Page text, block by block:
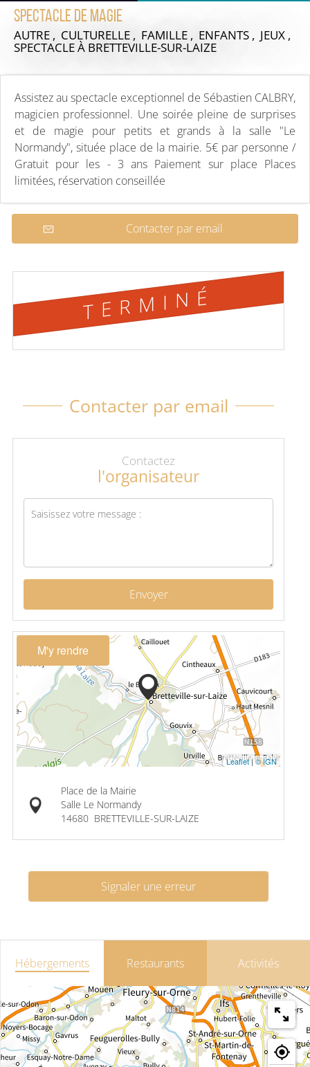
Spectacle de Magie
AUTRE , CULTURELLE , FAMILLE , ENFANTS , JEUX ,
SPECTACLEÀ BRETTEVILLE-SUR-LAIZE
Assistez au spectacle exceptionnel de Sébastien CALBRY,
magicien professionnel. Une soirée pleine de surprises
et de magie pour petits et grands à la salle "Le
Normandy", située place de la mairie. 5€ par personne /
Gratuit pour les - 3 ans Paiement sur place Places
limitées, réservation conseillée
Contacter par email
TERMINÉ
Contacter par email
Contactez
l'organisateur
Envoyer
M'y rendre
Leaflet|© IGN
Place de la Mairie
Salle Le Normandy
14680 BRETTEVILLE-SUR-LAIZE
Signaler une erreur
Hébergements Restaurants Activités